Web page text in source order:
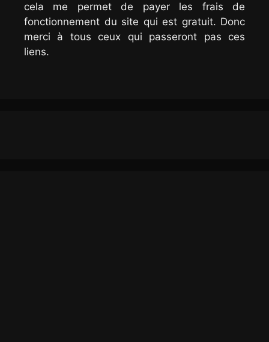
cela me permet de payer les frais de
fonctionnement du site qui est gratuit. Donc
merci à tous ceux qui passeront pas ces
liens.